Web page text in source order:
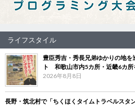
ライフスタイル
豊臣秀吉・秀長兄弟ゆかりの地
ト 和歌山市内5カ所・近畿6カ所
2026年8月8日
長野・筑北村で「ちくほくタイムトラベルスタ